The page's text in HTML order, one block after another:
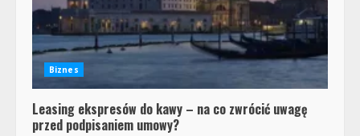
Biznes
Leasing ekspresów do kawy – na co zwrócić uwagę
przed podpisaniem umowy?